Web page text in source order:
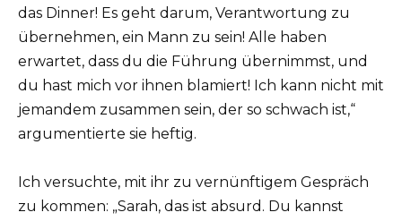
das Dinner! Es geht darum, Verantwortung zu
übernehmen, ein Mann zu sein! Alle haben
erwartet, dass du die Führung übernimmst, und
du hast mich vor ihnen blamiert! Ich kann nicht mit
jemandem zusammen sein, der so schwach ist,“
argumentierte sie heftig.
Ich versuchte, mit ihr zu vernünftigem Gespräch
zu kommen: „Sarah, das ist absurd. Du kannst